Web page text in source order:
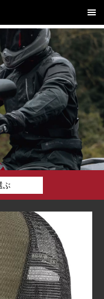
OFFICIAL SITE
LINE Facebook
ぶ